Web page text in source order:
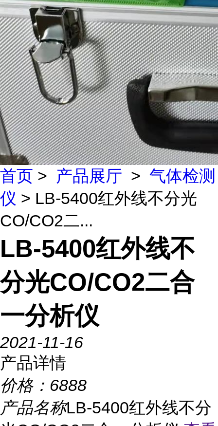
首页 > 产品展厅 > 气体检测
仪 > LB-5400红外线不分光
CO/CO2二...
LB-5400红外线不
分光CO/CO2二合
一分析仪
2021-11-16
产品详情
价格： 6888
产品名称LB-5400红外线不分